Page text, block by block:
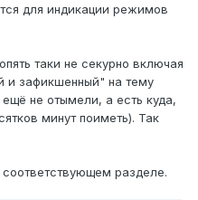
для индикации режимов
таки не секурно включая
и зафикшенный" на тему
не отымели, а есть куда,
минут поиметь). Так
разделе.